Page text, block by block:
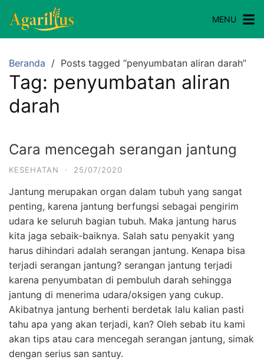
ke
konten
MENU
Beranda Posts tagged “penyumbatan aliran darah”
Tag: penyumbatan aliran
darah
Cara mencegah serangan jantung
KESEHATAN · 25/07/2020
Jantung merupakan organ dalam tubuh yang sangat
penting, karena jantung berfungsi sebagai pengirim
udara ke seluruh bagian tubuh. Maka jantung harus
kita jaga sebaik-baiknya. Salah satu penyakit yang
harus dihindari adalah serangan jantung. Kenapa bisa
terjadi serangan jantung? serangan jantung terjadi
karena penyumbatan di pembuluh darah sehingga
jantung di menerima udara/oksigen yang cukup.
Akibatnya jantung berhenti berdetak lalu kalian pasti
tahu apa yang akan terjadi, kan? Oleh sebab itu kami
akan tips atau cara mencegah serangan jantung, simak
dengan serius san santuy.